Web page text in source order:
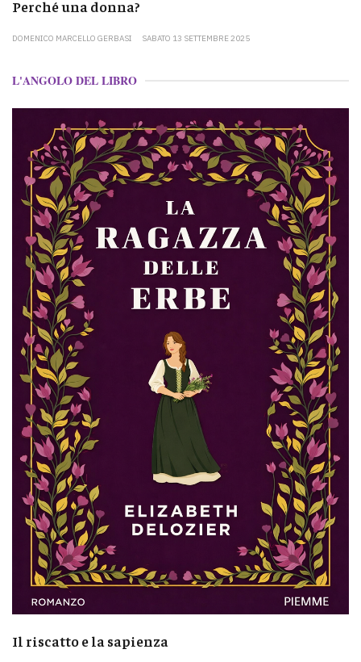
Perché una donna?
DOMENICO MARCELLO GERBASI SABATO 13 SETTEMBRE 2025
L'ANGOLO DEL LIBRO
Il riscatto e la sapienza